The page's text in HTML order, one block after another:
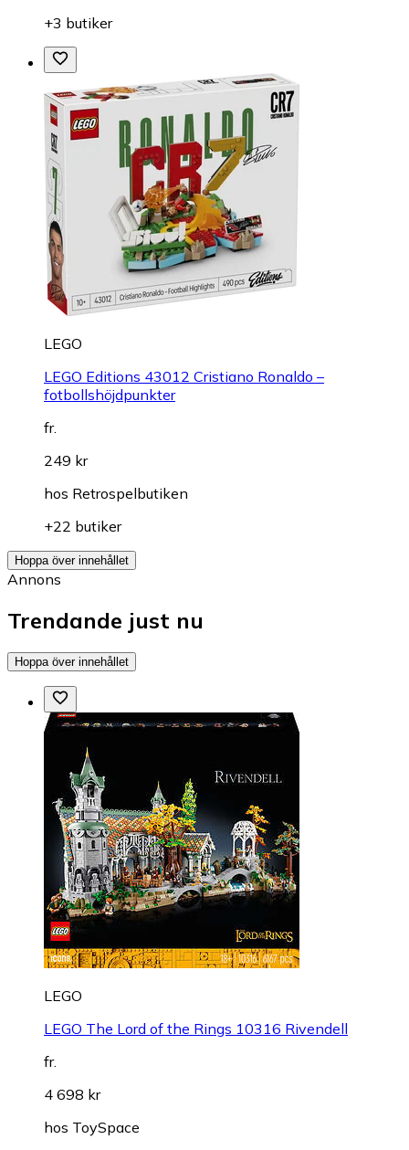
+3 butiker
LEGO
LEGO Editions 43012 Cristiano Ronaldo –
fotbollshöjdpunkter
fr.
249 kr
hos Retrospelbutiken
+22 butiker
Hoppa över innehållet
Annons
Trendande just nu
Hoppa över innehållet
LEGO
LEGO The Lord of the Rings 10316 Rivendell
fr.
4 698 kr
hos ToySpace